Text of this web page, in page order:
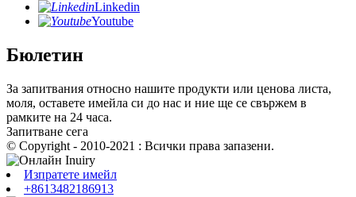
Linkedin
Youtube
Бюлетин
За запитвания относно нашите продукти или ценова листа,
моля, оставете имейла си до нас и ние ще се свържем в
рамките на 24 часа.
Запитване сега
© Copyright - 2010-2021 : Всички права запазени.
Изпратете имейл
+8613482186913